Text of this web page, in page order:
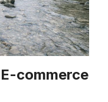
commerce